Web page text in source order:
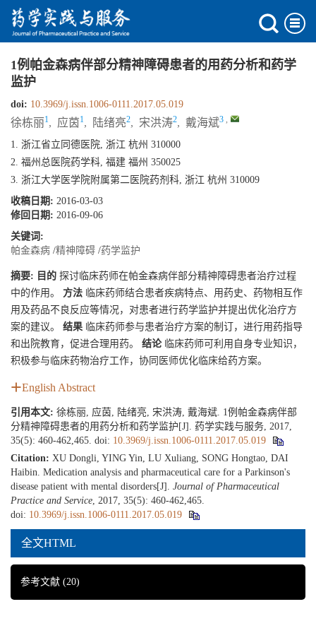
1例帕金森病伴部分精神障碍患者的用药分析和药学
监护
doi: 10.3969/j.issn.1006-0111.2017.05.019
徐栋丽1, 应茵1, 陆绪亮2, 宋洪涛2, 戴海斌3 ,
1. 浙江省立同德医院, 浙江 杭州 310000
2. 福州总医院药学科, 福建 福州 350025
3. 浙江大学医学院附属第二医院药剂科, 浙江 杭州 310009
收稿日期: 2016-03-03
修回日期: 2016-09-06
关键词:
帕金森病 /精神障碍 /药学监护
摘要: 目的 探讨临床药师在帕金森病伴部分精神障碍患者治疗过程
中的作用。 方法 临床药师结合患者疾病特点、用药史、药物相互作
用及药品不良反应等情况，对患者进行药学监护并提出优化治疗方
案的建议。 结果 临床药师参与患者治疗方案的制订，进行用药指导
和出院教育，促进合理用药。 结论 临床药师可利用自身专业知识，
积极参与临床药物治疗工作，协同医师优化临床给药方案。
English Abstract
引用本文: 徐栋丽, 应茵, 陆绪亮, 宋洪涛, 戴海斌. 1例帕金森病伴部
分精神障碍患者的用药分析和药学监护[J]. 药学实践与服务, 2017,
35(5): 460-462,465. doi: 10.3969/j.issn.1006-0111.2017.05.019
Citation: XU Dongli, YING Yin, LU Xuliang, SONG Hongtao, DAI
Haibin. Medication analysis and pharmaceutical care for a Parkinson's
disease patient with mental disorders[J]. Journal of Pharmaceutical
Practice and Service , 2017, 35(5): 460-462,465.
doi: 10.3969/j.issn.1006-0111.2017.05.019
全文HTML
参考文献 (20)